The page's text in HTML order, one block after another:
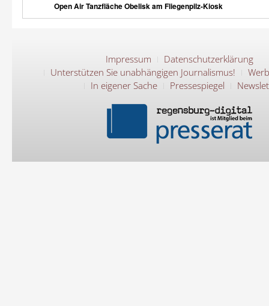
Open Air Tanzfläche Obelisk am Fliegenpilz-Kiosk
Impressum
Datenschutzerklärung
Unterstützen Sie unabhängigen Journalismus!
In eigener Sache
Pressespiegel